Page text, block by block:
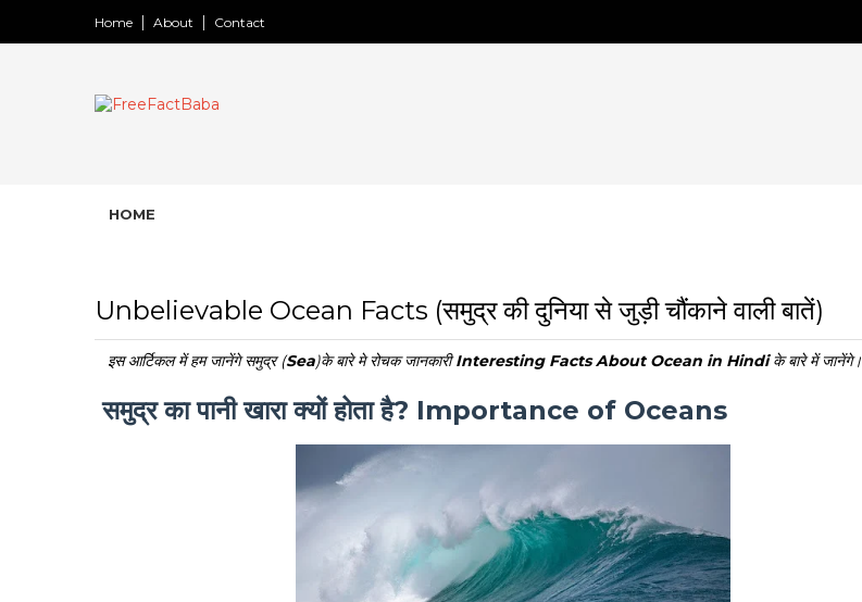
Home About Contact
HOME
Unbelievable Ocean Facts (समुद्र की दुनिया से जुड़ी चौंकाने वाली बातें)
इस आर्टिकल में हम जानेंगे समुद्र (Sea)के बारे मे रोचक जानकारीInteresting Facts About Ocean in Hindiके बारे में जानेंगे।
समुद्र का पानी खारा क्यों होता है? Importance of Oceans